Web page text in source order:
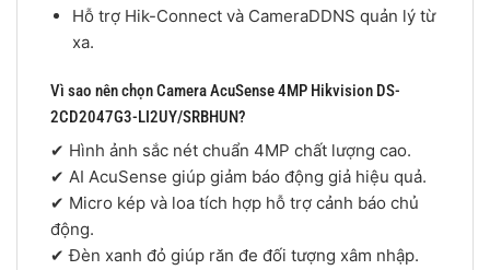
Hỗ trợ Hik-Connect và CameraDDNS quản lý từ
xa.
Vì sao nên chọn Camera AcuSense 4MP Hikvision DS-
2CD2047G3-LI2UY/SRBHUN?
✔ Hình ảnh sắc nét chuẩn 4MP chất lượng cao.
✔ AI AcuSense giúp giảm báo động giả hiệu quả.
✔ Micro kép và loa tích hợp hỗ trợ cảnh báo chủ
động.
✔ Đèn xanh đỏ giúp răn đe đối tượng xâm nhập.